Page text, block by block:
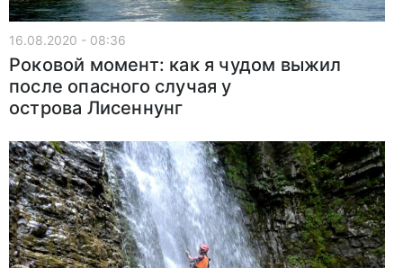
16.08.2020 - 08:36
Роковой момент: как я чудом выжил
после опасного случая у
острова Лисеннунг